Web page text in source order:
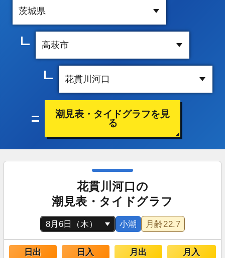
潮見表・タイドグラフを見
る
花貫川河口の
潮見表・タイドグラフ
小潮 月齢22.7
日出 日入 月出 月入